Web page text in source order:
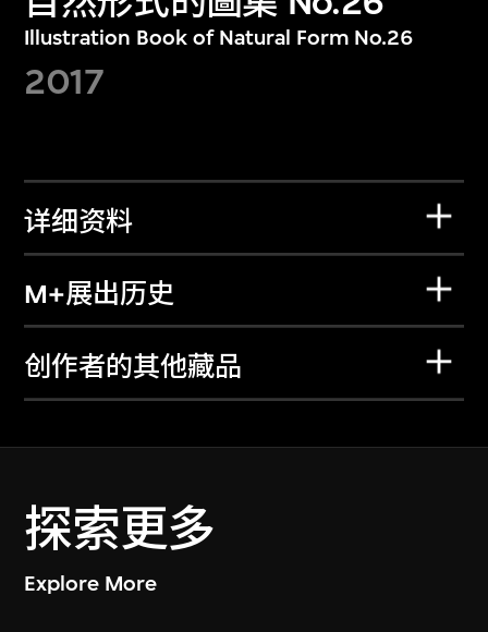
Illustration Book of Natural Form No.26
2017
详细资料
M+展出历史
创作者的其他藏品
探索更多
Explore More